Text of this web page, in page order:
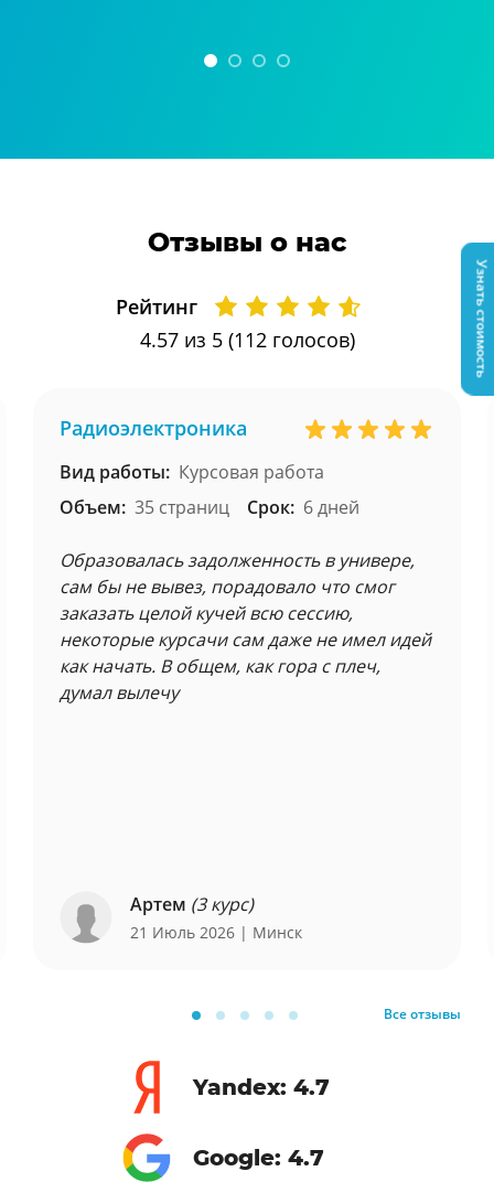
Отзывы о нас
Рейтинг
4.57из 5 (112 голосов)
Радиоэлектроника
Вид работы: Курсовая работа
Объем: 35 страниц Срок: 6 дней
Образовалась задолженность в универе,
сам бы не вывез, порадовало что смог
заказать целой кучей всю сессию,
некоторые курсачи сам даже не имел идей
как начать. В общем, как гора с плеч,
думал вылечу
Артем (3 курс)
21 Июль 2026 | Минск
Все отзывы
Yandex: 4.7
Google: 4.7
Узнать стоимость